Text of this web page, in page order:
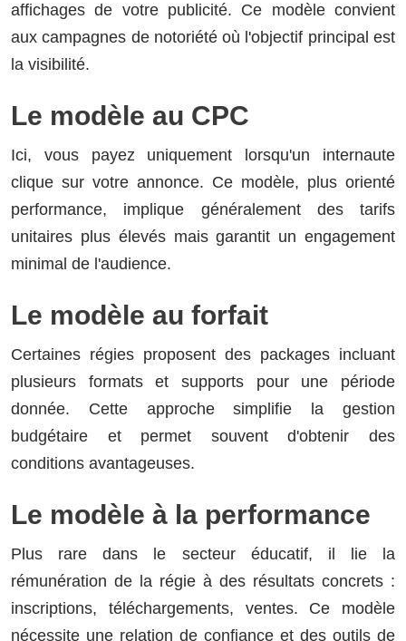
affichages de votre publicité. Ce modèle convient
aux campagnes de notoriété où l'objectif principal est
la visibilité.
Le modèle au CPC
Ici, vous payez uniquement lorsqu'un internaute
clique sur votre annonce. Ce modèle, plus orienté
performance, implique généralement des tarifs
unitaires plus élevés mais garantit un engagement
minimal de l'audience.
Le modèle au forfait
Certaines régies proposent des packages incluant
plusieurs formats et supports pour une période
donnée. Cette approche simplifie la gestion
budgétaire et permet souvent d'obtenir des
conditions avantageuses.
Le modèle à la performance
Plus rare dans le secteur éducatif, il lie la
rémunération de la régie à des résultats concrets :
inscriptions, téléchargements, ventes. Ce modèle
nécessite une relation de confiance et des outils de